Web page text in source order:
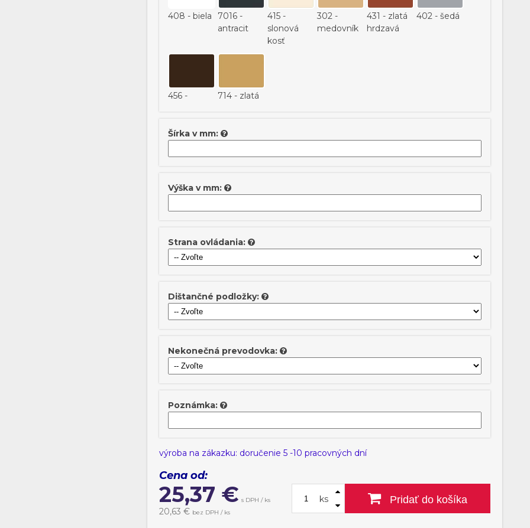
RAL
408 - biela
7016 -
antracit
415 -
slonová
kosť
302 -
medovník
431 - zlatá
hrdzavá
402 - šedá
456 -
714 - zlatá
Šírka v mm:
Výška v mm:
Strana ovládania:
Dištančné podložky:
Nekonečná prevodovka:
Poznámka:
výroba na zákazku: doručenie 5 -10 pracovných dní
Cena od:
25,37 € s DPH / ks
20,63 € bez DPH / ks
ks Pridať do košíka